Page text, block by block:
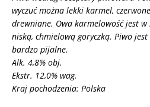
wyczuć można lekki karmel,
drewniane. Owa karmelowość jest
niską, chmielową goryczką. Piwo
bardzo pijalne.
Alk. 4,8% obj.
Ekstr. 12,0% wag.
Kraj pochodzenia: Polska